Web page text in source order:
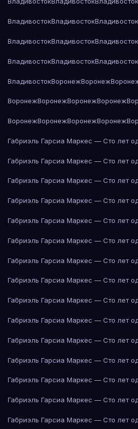
ВладивостокВладивостокВладивосток
ВладивостокВладивостокВладивосток
ВладивостокВладивостокВладивосток
ВладивостокВоронежВоронеж
ВоронежВоронежВоронежВоронеж
ВоронежВоронежВоронежВоронеж
Габриэль Гарсиа Маркес — Сто лет
Габриэль Гарсиа Маркес — Сто лет
Габриэль Гарсиа Маркес — Сто лет
Габриэль Гарсиа Маркес — Сто лет
Габриэль Гарсиа Маркес — Сто лет
Габриэль Гарсиа Маркес — Сто лет
Габриэль Гарсиа Маркес — Сто лет
Габриэль Гарсиа Маркес — Сто лет
Габриэль Гарсиа Маркес — Сто лет
Габриэль Гарсиа Маркес — Сто лет
Габриэль Гарсиа Маркес — Сто лет
Габриэль Гарсиа Маркес — Сто лет
Габриэль Гарсиа Маркес — Сто лет
Габриэль Гарсиа Маркес — Сто лет
Габриэль Гарсиа Маркес — Сто лет